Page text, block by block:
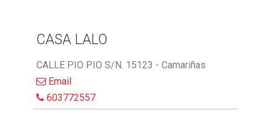
CASA LALO
CALLE PIO PIO S/N. 15123 - Camariñas
Email
603772557